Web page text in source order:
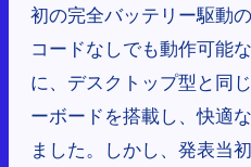
初の完全バッテリー駆動
コードなしでも動作可能
に、デスクトップ型と同
ーボードを搭載し、快適
ました。しかし、発表当